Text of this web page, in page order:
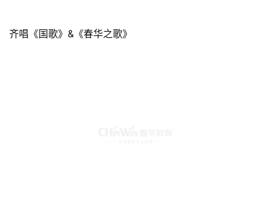
齐唱《国歌》&《春华之歌》